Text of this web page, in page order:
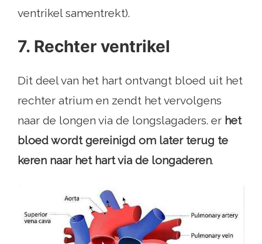
ventrikel samentrekt).
7. Rechter ventrikel
Dit deel van het hart ontvangt bloed uit het
rechter atrium en zendt het vervolgens
naar de longen via de longslagaders. er het
bloed wordt gereinigd om later terug te
keren naar het hart via de longaderen.